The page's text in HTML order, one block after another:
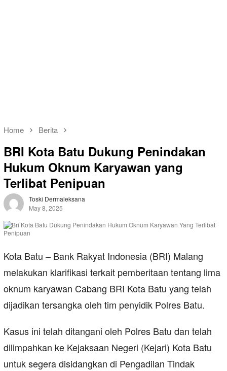
Home Berita
BRI Kota Batu Dukung Penindakan
Hukum Oknum Karyawan yang
Terlibat Penipuan
Toski Dermaleksana
May 8, 2025
Kota Batu – Bank Rakyat Indonesia (BRI) Malang
melakukan klarifikasi terkait pemberitaan tentang lima
oknum karyawan Cabang BRI Kota Batu yang telah
dijadikan tersangka oleh tim penyidik Polres Batu.
Kasus ini telah ditangani oleh Polres Batu dan telah
dilimpahkan ke Kejaksaan Negeri (Kejari) Kota Batu
untuk segera disidangkan di Pengadilan Tindak